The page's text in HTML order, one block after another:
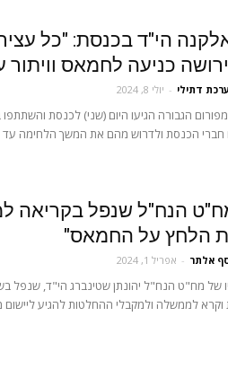
הי"ד בכנסת: "כל
כניעה לחמאס וויתור
דתילי - יולי 8, 2024
הגבורה הגיעו היום (שני) לכנסת והשתתפו
הכנסת ולדרוש מהם את המשך הלחימה עד
הנח"ל שנפל בקריאה
הלחץ על החמאס"
אלתר - אפריל 1, 2024
של מח"ט הנח"ל יהונתן שטינברג הי"ד, שנפל
וקרא לממשלה ולמקבלי ההחלטות להגיע